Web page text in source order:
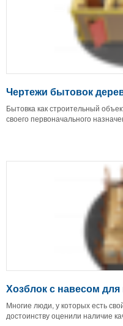
Чертежи бытовок
Бытовка как строительный
своего первоначального
Хозблок с навесом
Многие люди, у которых есть
достоинству оценили наличие